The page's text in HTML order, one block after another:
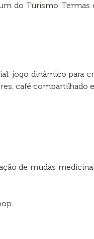
do Turismo Termas
jogo dinâmico para
café
de mudas